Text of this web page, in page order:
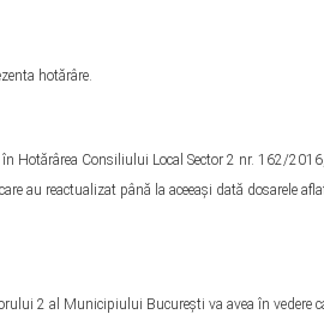
hotărâre.
Hotărârea Consiliului Local Sector 2 nr. 162/
au reactualizat până la aceeași dată dosarele
2 al Municipiului București va avea în vedere